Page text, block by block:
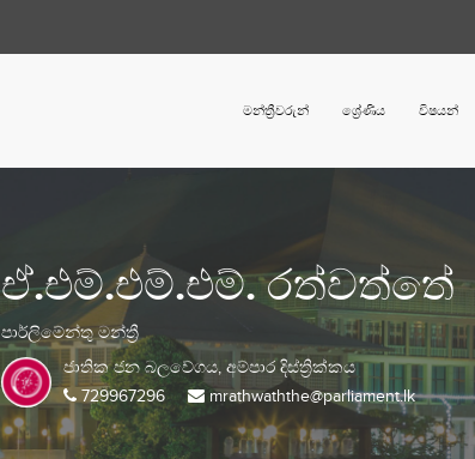
මන්ත්‍රීවරුන් ශ්‍රේණිය විෂයන්
ඒ.එම්.එම්.එම්. රත්වත්තේ
පාර්ලිමේන්තු මන්ත්‍රී
ජාතික ජන බලවේගය, අම්පාර දිස්ත්‍රික්කය
729967296
mrathwaththe@parliament.lk